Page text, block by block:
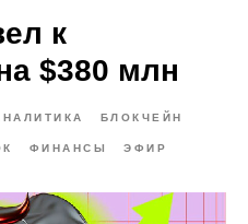
к
$380 млн
БЛОКЧЕЙН
ФИНАНСЫ
ЭФИР